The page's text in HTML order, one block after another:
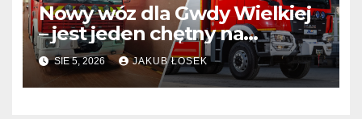
Nowy wóz dla Gwdy Wielkiej
– jest jeden chętny na
dostawę
SIE 5, 2026 JAKUB ŁOSEK